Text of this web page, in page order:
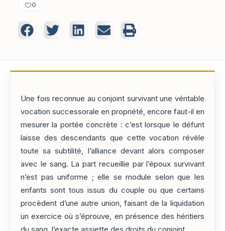
0
Une fois reconnue au conjoint survivant une véritable
vocation successorale en propriété, encore faut-il en
mesurer la portée concrète : c’est lorsque le défunt
laisse des descendants que cette vocation révèle
toute sa subtilité, l’alliance devant alors composer
avec le sang. La part recueillie par l’époux survivant
n’est pas uniforme ; elle se module selon que les
enfants sont tous issus du couple ou que certains
procèdent d’une autre union, faisant de la liquidation
un exercice où s’éprouve, en présence des héritiers